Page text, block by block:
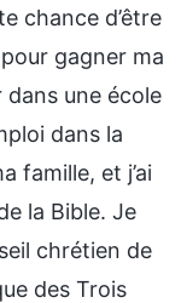
chance d’être
gagner ma
dans une école
dans la
famille, et j’ai
la Bible. Je
chrétien de
des Trois